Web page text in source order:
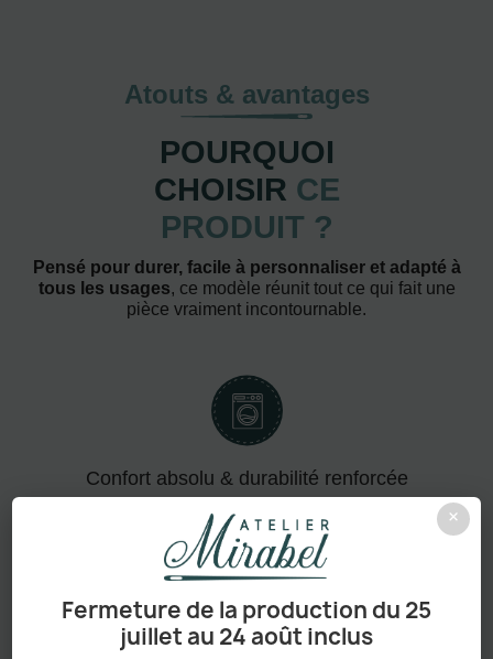
×
Fermeture de la production du 25
juillet au 24 août inclus
Atouts & avantages
POURQUOI
CHOISIR CE
PRODUIT ?
Pensé pour durer, facile à personnaliser et adapté à
tous les usages, ce modèle réunit tout ce qui fait une
pièce vraiment incontournable.
Confort absolu & durabilité renforcée
Personnalisation haut de gamme